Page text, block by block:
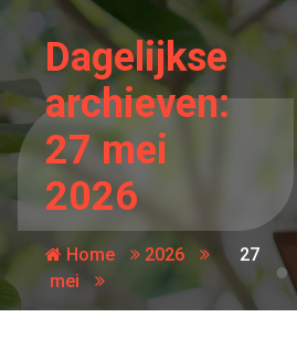
Dagelijkse
archieven:
27 mei
2026
Home
2026
mei
27